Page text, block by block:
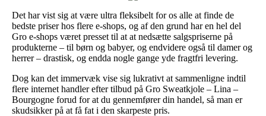
Det har vist sig at være ultra fleksibelt for os alle at finde de
bedste priser hos flere e-shops, og af den grund har en hel del
Gro e-shops været presset til at at nedsætte salgspriserne på
produkterne – til børn og babyer, og endvidere også til damer og
herrer – drastisk, og endda nogle gange yde fragtfri levering.
Dog kan det immervæk vise sig lukrativt at sammenligne indtil
flere internet handler efter tilbud på Gro Sweatkjole – Lina –
Bourgogne forud for at du gennemfører din handel, så man er
skudsikker på at få fat i den skarpeste pris.